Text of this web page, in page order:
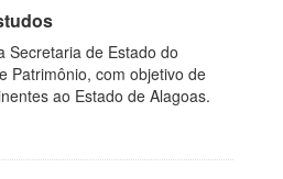
Secretaria de Estado do
Patrimônio, com objetivo de
ao Estado de Alagoas.